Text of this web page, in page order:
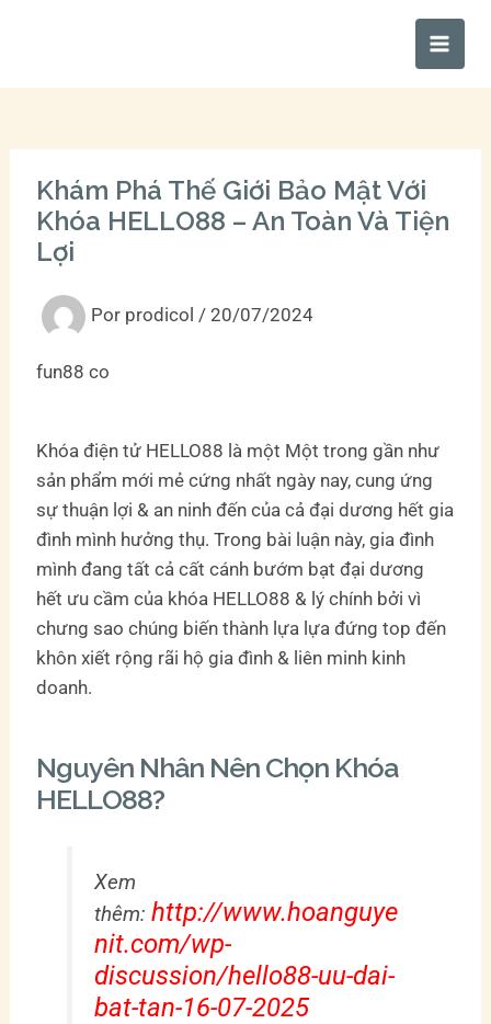
Main
Khám Phá Thế Giới Bảo Mật Với
Khóa HELLO88 – An Toàn Và Tiện
Lợi
Por prodicol /20/07/2024
fun88 co
Khóa điện tử HELLO88 là một Một trong gần như
sản phẩm mới mẻ cứng nhất ngày nay, cung ứng
sự thuận lợi & an ninh đến của cả đại dương hết gia
đình mình hưởng thụ. Trong bài luận này, gia đình
mình đang tất cả cất cánh bướm bạt đại dương
hết ưu cầm của khóa HELLO88 & lý chính bởi vì
chưng sao chúng biến thành lựa lựa đứng top đến
khôn xiết rộng rãi hộ gia đình & liên minh kinh
doanh.
Nguyên Nhân Nên Chọn Khóa
HELLO88?
Xem
thêm:http://www.hoanguye
nit.com/wp-
discussion/hello88-uu-dai-
bat-tan-16-07-2025